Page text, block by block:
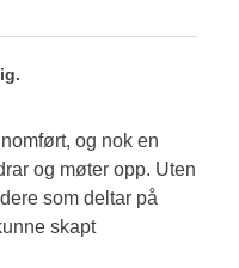
og nok en
og møter opp. Uten
som deltar på
skapt